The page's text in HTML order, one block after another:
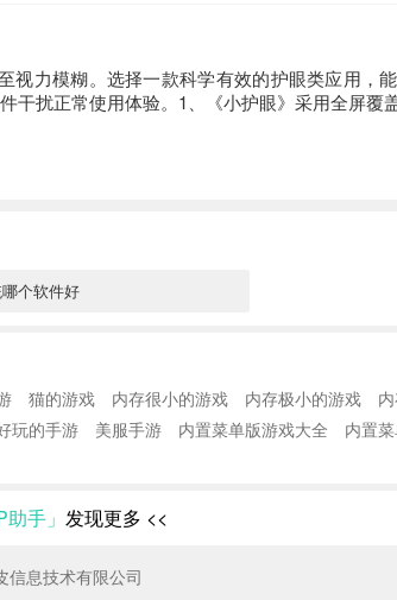
力模糊。选择一款科学有效的护眼类应用，
干扰正常使用体验。1、《小护眼》采用全屏覆
个软件好
猫的游戏 内存很小的游戏 内存极小的游戏
玩的手游 美服手游 内置菜单版游戏大全 内置
助手」 发现更多 <<
息技术有限公司